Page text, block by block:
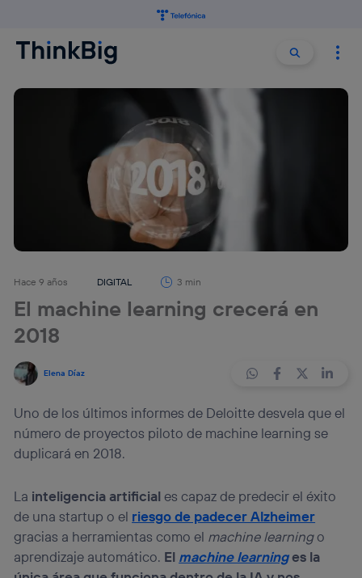
Buscar
Hace 9 años DIGITAL 3 min
El machine learning crecerá en
2018
Elena Díaz
Uno de los últimos informes de Deloitte desvela que el
número de proyectos piloto de machine learning se
duplicará en 2018.
La inteligencia artificiales capaz de predecir el éxito
de una startup o el riesgo de padecer Alzheimer
gracias a herramientas como el machine learningo
aprendizaje automático. El machine learninges la